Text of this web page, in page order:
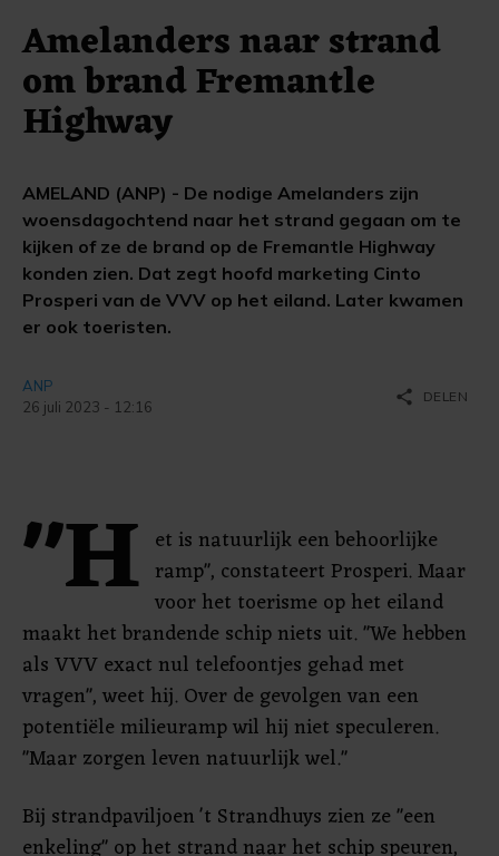
Amelanders naar strand
om brand Fremantle
Highway
AMELAND (ANP) - De nodige Amelanders zijn
woensdagochtend naar het strand gegaan om te
kijken of ze de brand op de Fremantle Highway
konden zien. Dat zegt hoofd marketing Cinto
Prosperi van de VVV op het eiland. Later kwamen
er ook toeristen.
ANP
26 juli 2023 - 12:16
share DELEN
"H et is natuurlijk een behoorlijke
ramp", constateert Prosperi. Maar
voor het toerisme op het eiland
maakt het brandende schip niets uit. "We hebben
als VVV exact nul telefoontjes gehad met
vragen", weet hij. Over de gevolgen van een
potentiële milieuramp wil hij niet speculeren.
"Maar zorgen leven natuurlijk wel."
Bij strandpaviljoen 't Strandhuys zien ze "een
enkeling" op het strand naar het schip speuren,